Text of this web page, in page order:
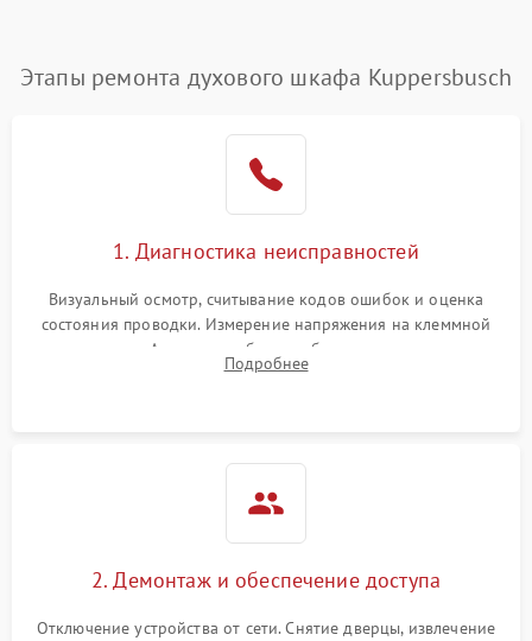
Этапы ремонта духового шкафа Kuppersbusch
1. Диагностика неисправностей
Визуальный осмотр, считывание кодов ошибок и оценка
состояния проводки. Измерение напряжения на клеммной
колодке. Анализ жалоб на проблемы с нагревом,
конвекцией, панелью управления или блокировкой дверцы.
Подробнее
2. Демонтаж и обеспечение доступа
Отключение устройства от сети. Снятие дверцы, извлечение